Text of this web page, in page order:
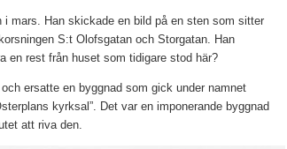
mars. Han skickade en bild på en sten som sitter
S:t Olofsgatan och Storgatan. Han
en rest från huset som tidigare stod här?
ersatte en byggnad som gick under namnet
kyrksal”. Det var en imponerande byggnad
att riva den.